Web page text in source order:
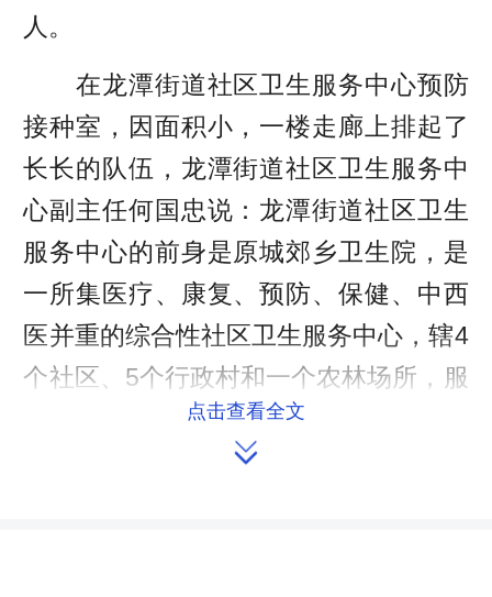
人。
在龙潭街道社区卫生服务中心预防
接种室，因面积小，一楼走廊上排起了
长长的队伍，龙潭街道社区卫生服务中
心副主任何国忠说：龙潭街道社区卫生
服务中心的前身是原城郊乡卫生院，是
一所集医疗、康复、预防、保健、中西
医并重的综合性社区卫生服务中心，辖4
个社区、5个行政村和一个农林场所，服
务人口达10.5万人，而目前的办公楼是
上世纪80年代建设的了，总面积不足
点击查看全文
